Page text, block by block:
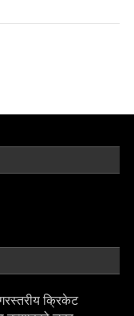
क्रिकेट